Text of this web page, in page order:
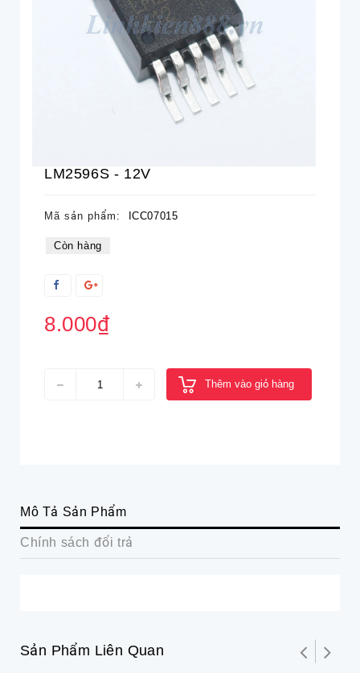
LM2596S - 12V
Mã sản phẩm: ICC07015
Còn hàng
8.000₫
Thêm vào giỏ hàng
Mô Tả Sản Phẩm
Chính sách đổi trả
Sản Phẩm Liên Quan